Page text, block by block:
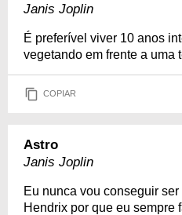
Janis Joplin
É preferível viver 10 anos
vegetando em frente a uma
COPIAR
Astro
Janis Joplin
Eu nunca vou conseguir
Hendrix por que eu sempre